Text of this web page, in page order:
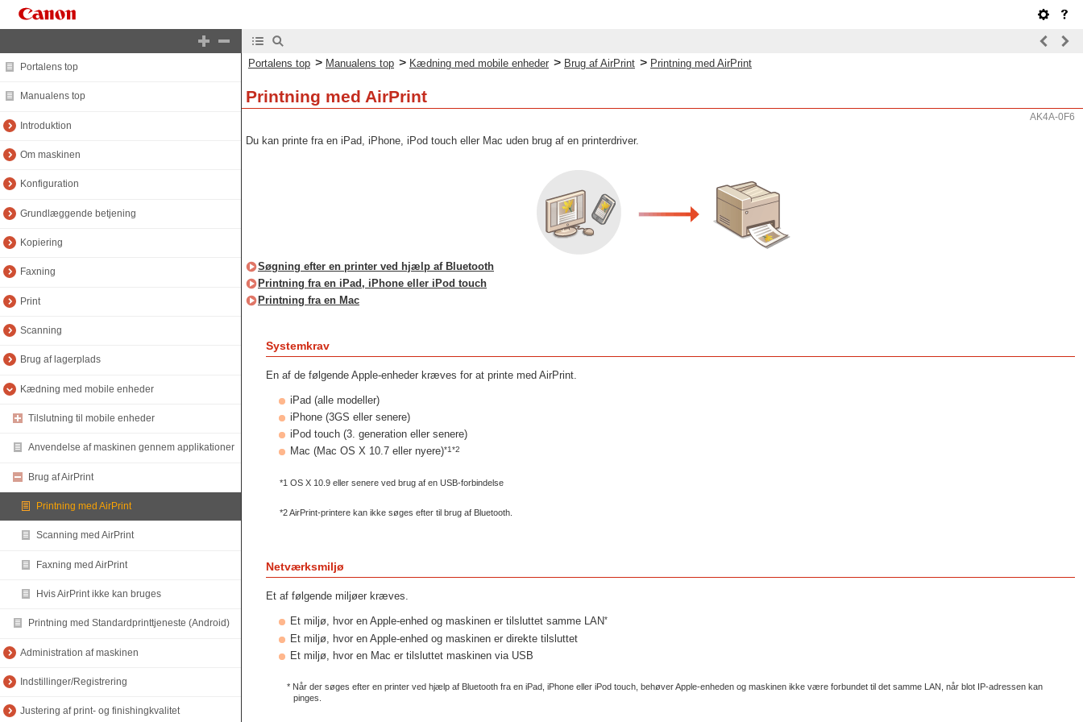
Portalens top
Manualens top
Introduktion
Om maskinen
Konfiguration
Grundlæggende betjening
Kopiering
Faxning
Print
Scanning
Brug af lagerplads
Kædning med mobile enheder
Tilslutning til mobile enheder
Anvendelse af maskinen gennem applikationer
Brug af AirPrint
Printning med AirPrint
Scanning med AirPrint
Faxning med AirPrint
Hvis AirPrint ikke kan bruges
Printning med Standardprinttjeneste (Android)
Administration af maskinen
Indstillinger/Registrering
Justering af print- og finishingkvalitet
Portalens top > Manualens top > Kædning med mobile enheder > Brug af AirPrint > Printning med AirPrint
Printning med AirPrint
AK4A-0F6
Du kan printe fra en iPad, iPhone, iPod touch eller Mac uden brug af en printerdriver.
Søgning efter en printer ved hjælp af Bluetooth
Printning fra en iPad, iPhone eller iPod touch
Printning fra en Mac
Systemkrav
En af de følgende Apple-enheder kræves for at printe med AirPrint.
iPad (alle modeller)
iPhone (3GS eller senere)
iPod touch (3. generation eller senere)
Mac (Mac OS X 10.7 eller nyere)*1*2
*1 OS X 10.9 eller senere ved brug af en USB-forbindelse
*2 AirPrint-printere kan ikke søges efter til brug af Bluetooth.
Netværksmiljø
Et af følgende miljøer kræves.
Et miljø, hvor en Apple-enhed og maskinen er tilsluttet samme LAN*
Et miljø, hvor en Apple-enhed og maskinen er direkte tilsluttet
Et miljø, hvor en Mac er tilsluttet maskinen via USB
* Når der søges efter en printer ved hjælp af Bluetooth fra en iPad, iPhone eller iPod touch, behøver Apple-enheden og maskinen ikke være forbundet til det samme LAN, når blot IP-adressen kan
pinges.